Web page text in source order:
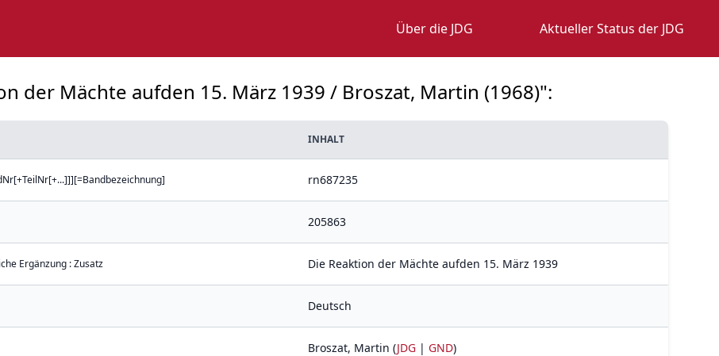
Über die JDG Aktueller Status der JDG
der Mächte aufden 15. März 1939 / Broszat, Martin (1968)":
INHALT
rn687235
205863
Ergänzung : Zusatz Die Reaktion der Mächte aufden 15. März 1939
Deutsch
Broszat, Martin (JDG | GND)